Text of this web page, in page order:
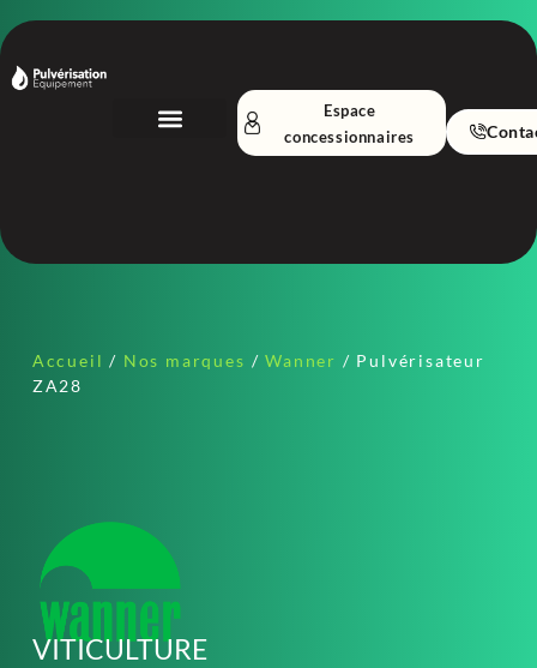
Espace
concessionnaires
Accueil / Nos marques /Wanner / Pulvérisateur
ZA28
VITICULTURE